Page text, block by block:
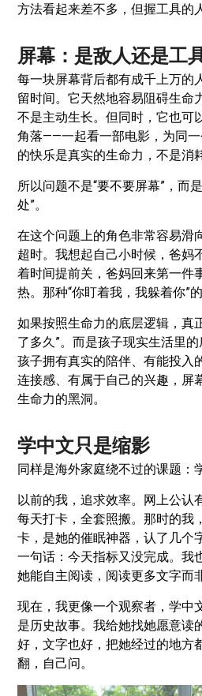
方法看起来差不多，但握工具的
屏幕：是敌人还是工
每一块屏幕背后都有成千上万的
留时间。它天然地容易阻碍生
不是主动生长。但同时，它也可
角落——一起看一部电影，为同
的快乐是真实的生命力，不是消
所以问题不是“要不要屏幕”，而
处”。
在这个问题上的角色非常容易滑
超时。我想起自己小时候，爸妈
着时间提前关，爸妈回来第一件
热。那种“你盯着我，我躲着你”的
如果按照生命力的底层逻辑，真
了多久”。而是孩子现实生活里
孩子拥有真实的陪伴、有能投入
连接感、有属于自己的兴趣，屏
生命力的黑洞。
学中文只是缩影
同样是海外家庭绕不过的课题：
以前的我，追求效率。网上公认
每天打卡，全套照搬。那时的我
卡，是她的催眠神器，认了几个
一句话：今天指标又没完成。我
她能自主阅读，阅读更多文字而
现在，我更像一个观察者，学中
是历史故事。我给她找她愿意读
好，文字也好，把她经过的地方
翻，自己问。